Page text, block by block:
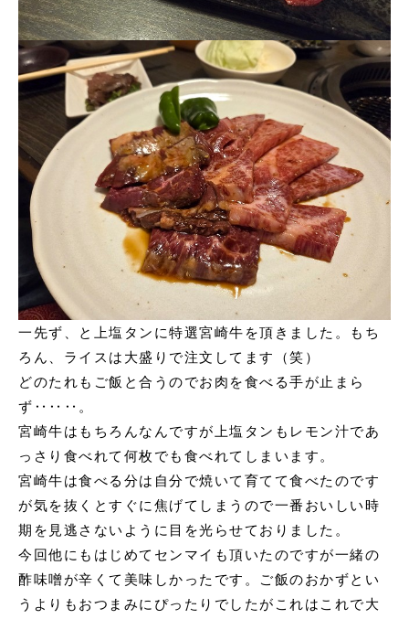
一先ず、と上塩タンに特選宮崎牛を頂きました。
もち
ろん、ライスは大盛りで注文してます（笑）
どのたれもご飯と合うのでお肉を食べる手が止まら
ず‥‥‥。
宮崎牛はもちろんなんですが上塩タンもレモン汁であ
っさり食べれて何枚でも食べれてしまいます。
宮崎牛は食べる分は自分で焼いて育てて食べたのです
が気を抜くとすぐに焦げてしまうので一番おいしい時
期を見逃さないように目を光らせておりました。
今回他にもはじめてセンマイも頂いたのですが一緒の
酢味噌が辛くて美味しかったです。ご飯のおかずとい
うよりもおつまみにぴったりでしたがこれはこれで大